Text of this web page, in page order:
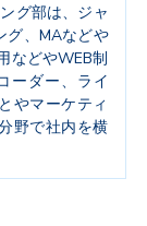
グ部は、ジャ
グ、MAなどや
などやWEB制
ーダー、ライ
やマーケティ
野で社内を横